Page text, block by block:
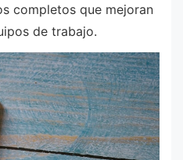
completos que mejoran
de trabajo.